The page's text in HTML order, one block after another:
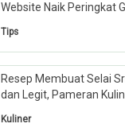
Website Naik Peringkat
Tips
Resep Membuat Selai
dan Legit, Pameran
Kuliner